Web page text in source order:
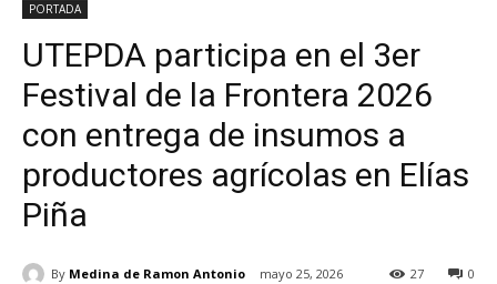
PORTADA
UTEPDA participa en el 3er
Festival de la Frontera 2026
con entrega de insumos a
productores agrícolas en Elías
Piña
By Medina de Ramon Antonio mayo 25, 2026 0
27